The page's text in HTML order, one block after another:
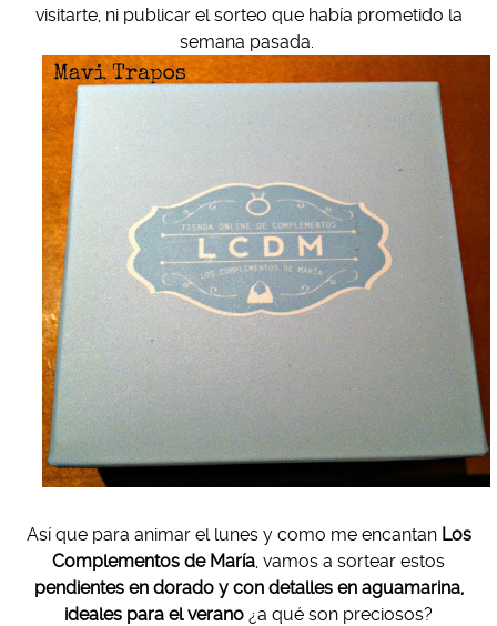
visitarte, ni publicar el sorteo que había prometido la
semana pasada.
Así que para animar el lunes y como me encantan Los
Complementos de María , vamos a sortear estos
pendientes en dorado y con detalles en aguamarina,
ideales para el verano ¿a qué son preciosos?